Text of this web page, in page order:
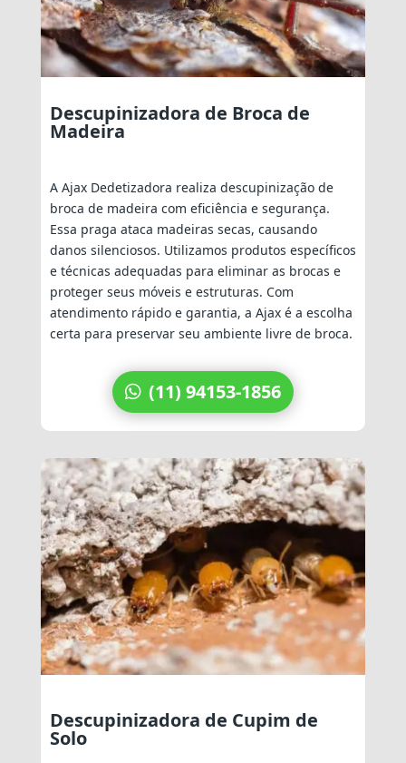
Descupinizadora de Broca de
Madeira
A Ajax Dedetizadora realiza descupinização de
broca de madeira com eficiência e segurança.
Essa praga ataca madeiras secas, causando
danos silenciosos. Utilizamos produtos específicos
e técnicas adequadas para eliminar as brocas e
proteger seus móveis e estruturas. Com
atendimento rápido e garantia, a Ajax é a escolha
certa para preservar seu ambiente livre de broca.
(11) 94153-1856
Descupinizadora de Cupim de
Solo